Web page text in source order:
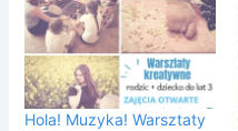
Hola! Muzyka! Warsztaty